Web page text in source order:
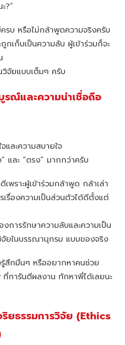
?”
รบ หรือไม่กล้าพูดความจริงครับ
กเก็บเป็นความลับ ผู้เข้าร่วมก็จะ
จัยแบบเต็มๆ ครับ
ณ์และความน่าเชื่อถือ
และความสบายใจ
และ “ตรง” มากกว่าครับ
พราะผู้เข้าร่วมกล้าพูด กล้าเล่า
รื่องความเป็นส่วนตัวได้ดีตั้งแต่
การรักษาความลับและความเป็น
ยในบรรณานุกรม แบบของจริง
สึกมึนๆ หรืออยากหาคนช่วย
การันตีผลงาน ทักหาพี่ได้เลยนะ
ยธรรมการวิจัย (Ethics